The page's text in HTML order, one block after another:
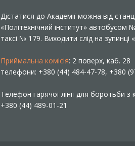
Дістатися до Академії можна від
«Політехнічний інститут»
таксі № 179. Виходити слід на зупинці
Приймальна комісія: 2 поверх, каб. 28
телефони: +380 (44) 484-47-78, +380
Телефон гарячої лінії для боротьби з
+380 (44) 489-01-21